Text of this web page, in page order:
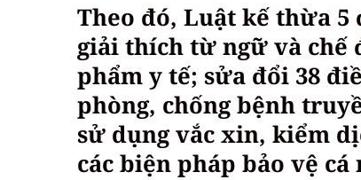
Theo đó, Luật kế thừa
giải thích từ ngữ và chế
phẩm y tế; sửa đổi 38
phòng, chống bệnh
sử dụng vắc xin, kiểm
các biện pháp bảo vệ